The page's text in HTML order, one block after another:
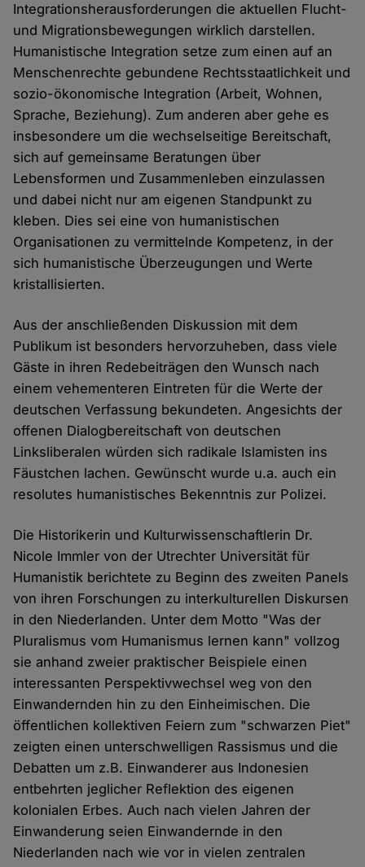
Integrationsherausforderungen die aktuellen Flucht-
und Migrationsbewegungen wirklich darstellen.
Humanistische Integration setze zum einen auf an
Menschenrechte gebundene Rechtsstaatlichkeit und
sozio-ökonomische Integration (Arbeit, Wohnen,
Sprache, Beziehung). Zum anderen aber gehe es
insbesondere um die wechselseitige Bereitschaft,
sich auf gemeinsame Beratungen über
Lebensformen und Zusammenleben einzulassen
und dabei nicht nur am eigenen Standpunkt zu
kleben. Dies sei eine von humanistischen
Organisationen zu vermittelnde Kompetenz, in der
sich humanistische Überzeugungen und Werte
kristallisierten.
Aus der anschließenden Diskussion mit dem
Publikum ist besonders hervorzuheben, dass viele
Gäste in ihren Redebeiträgen den Wunsch nach
einem vehementeren Eintreten für die Werte der
deutschen Verfassung bekundeten. Angesichts der
offenen Dialogbereitschaft von deutschen
Linksliberalen würden sich radikale Islamisten ins
Fäustchen lachen. Gewünscht wurde u.a. auch ein
resolutes humanistisches Bekenntnis zur Polizei.
Die Historikerin und Kulturwissenschaftlerin Dr.
Nicole Immler von der Utrechter Universität für
Humanistik berichtete zu Beginn des zweiten Panels
von ihren Forschungen zu interkulturellen Diskursen
in den Niederlanden. Unter dem Motto "Was der
Pluralismus vom Humanismus lernen kann" vollzog
sie anhand zweier praktischer Beispiele einen
interessanten Perspektivwechsel weg von den
Einwandernden hin zu den Einheimischen. Die
öffentlichen kollektiven Feiern zum "schwarzen Piet"
zeigten einen unterschwelligen Rassismus und die
Debatten um z.B. Einwanderer aus Indonesien
entbehrten jeglicher Reflektion des eigenen
kolonialen Erbes. Auch nach vielen Jahren der
Einwanderung seien Einwandernde in den
Niederlanden nach wie vor in vielen zentralen